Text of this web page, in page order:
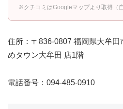
※クチコミはGoogleマップより取得（自
住所：〒836-0807 福岡県大牟田
めタウン大牟田 店1階
電話番号：094-485-0910